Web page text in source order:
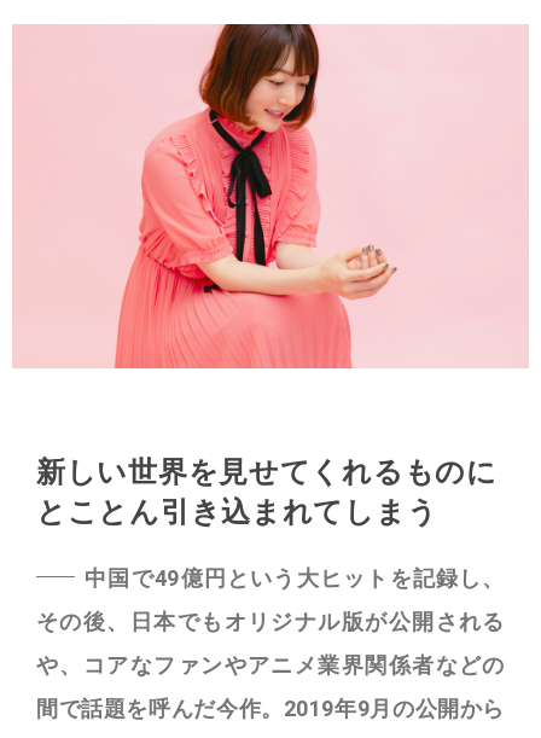
新しい世界を見せてくれるものに
とことん引き込まれてしまう
中国で49億円という大ヒットを記録し、
その後、日本でもオリジナル版が公開される
や、コアなファンやアニメ業界関係者などの
間で話題を呼んだ今作。2019年9月の公開から